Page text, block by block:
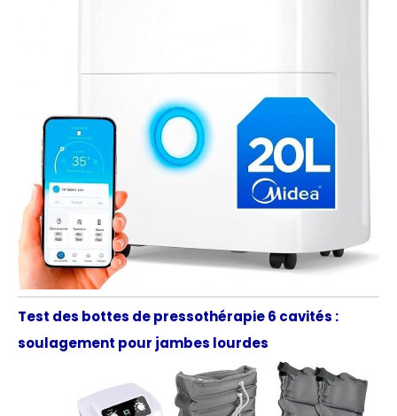
Test des bottes de pressothérapie 6 cavités :
soulagement pour jambes lourdes